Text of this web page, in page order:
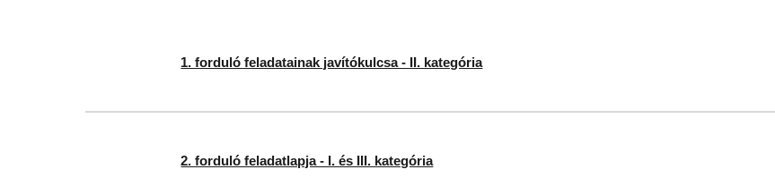
1. forduló feladatainak javítókulcsa - II. kategória
2. forduló feladatlapja - I. és III. kategória